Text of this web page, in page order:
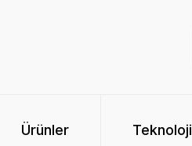
Ürünler Teknoloji